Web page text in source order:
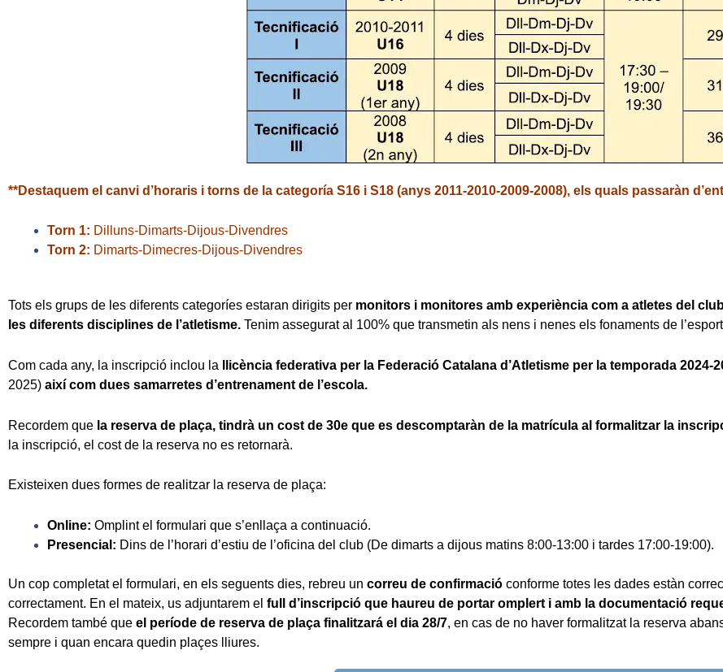
**Destaquem el canvi d’horaris i torns de la categoría S16 i S18 (anys 2011-2010-2009-2008), els quals passaràn
Torn 1: Dilluns-Dimarts-Dijous-Divendres
Torn 2: Dimarts-Dimecres-Dijous-Divendres
Tots els grups de les diferents categoríes estaran dirigits per monitors i monitores amb experiència com a atletes del
les diferents disciplines de l’atletisme. Tenim assegurat al 100% que transmetin als nens i nenes els fonaments de
Com cada any, la inscripció inclou la llicència federativa per la Federació Catalana d’Atletisme per la temporada 2024-
2025) així com dues samarretes d’entrenament de l’escola.
Recordem que la reserva de plaça, tindrà un cost de 30e que es descomptaràn de la matrícula al formalitzar la
la inscripció, el cost de la reserva no es retornarà.
Existeixen dues formes de realitzar la reserva de plaça:
Online: Omplint el formulari que s’enllaça a continuació.
Presencial: Dins de l’horari d’estiu de l’oficina del club (De dimarts a dijous matins 8:00-13:00 i tardes 17:00-19:00).
Un cop completat el formulari, en els seguents dies, rebreu un correu de confirmació conforme totes les dades estàn
correctament. En el mateix, us adjuntarem el full d’inscripció que haureu de portar omplert i amb la documentació
Recordem també que el període de reserva de plaça finalitzará el dia 28/7, en cas de no haver formalitzat la reserva
sempre i quan encara quedin plaçes lliures.